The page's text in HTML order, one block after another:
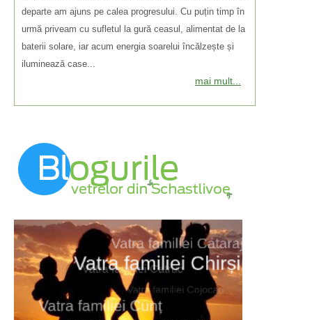
mai mult...
departe am ajuns pe calea progresului. Cu puțin timp în
urmă priveam cu sufletul la gură ceasul, alimentat de la
baterii solare, iar acum energia soarelui încălzește și
iluminează case...